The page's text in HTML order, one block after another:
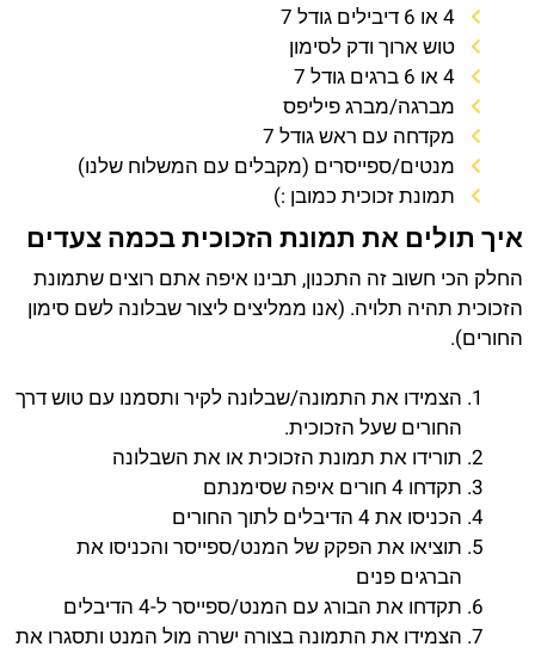
4 או 6 דיבילים גודל 7
טוש ארוך ודק לסימון
4 או 6 ברגים גודל 7
מברגה/מברג פיליפס
מקדחה עם ראש גודל 7
מנטים/ספייסרים (מקבלים עם המשלוח שלנו)
תמונת זכוכית כמובן :)
איך תולים את תמונת הזכוכית בכמה צעדים
החלק הכי חשוב זה התכנון, תבינו איפה אתם רוצים שתמונת
הזכוכית תהיה תלויה. (אנו ממליצים ליצור שבלונה לשם סימון
החורים).
הצמידו את התמונה/שבלונה לקיר ותסמנו עם טוש דרך
החורים שעל הזכוכית.
תורידו את תמונת הזכוכית או את השבלונה
תקדחו 4 חורים איפה שסימנתם
הכניסו את 4 הדיבלים לתוך החורים
תוציאו את הפקק של המנט/ספייסר והכניסו את
הברגים פנים
תקדחו את הבורג עם המנט/ספייסר ל-4 הדיבלים
הצמידו את התמונה בצורה ישרה מול המנט ותסגרו את